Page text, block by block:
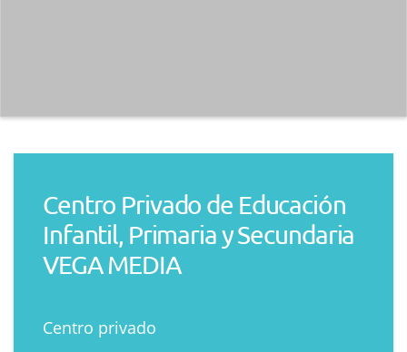
Centro Privado de Educación
Infantil, Primaria y Secundaria
VEGA MEDIA
Centro privado